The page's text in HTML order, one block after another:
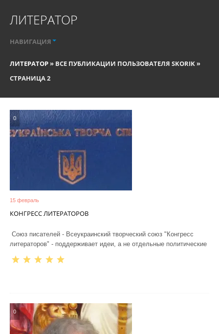
ЛИТЕРАТОР
НАВИГАЦИЯ
ЛИТЕРАТОР» ВСЕ ПУБЛИКАЦИИ ПОЛЬЗОВАТЕЛЯ SKORIK »
СТРАНИЦА 2
0
15 февраль
КОНГРЕСС ЛИТЕРАТОРОВ
Союз писателей - Всеукраинский творческий союз "Конгресс
литераторов" - поддерживает идеи, а не отдельные политические
0